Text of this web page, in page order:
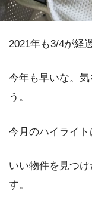
2021年も3/4が経
今年も早いな。
う。
今月のハイライト
いい物件を見つ
す。